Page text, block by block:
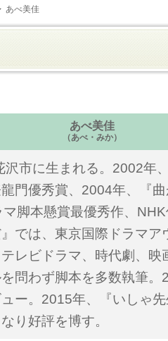
あべ美佳
あべ美佳
（あべ・みか）
沢市に生まれる。2002年
門優秀賞、2004年、『
脚本懸賞最優秀作、
では、東京国際ドラマ
レビドラマ、時代劇、映
問わず脚本を多数執筆
ー。2015年、『いしゃ
り好評を博す。